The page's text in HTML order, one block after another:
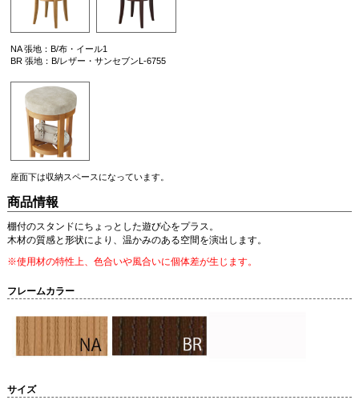
NA 張地：B/布・イール1
BR 張地：B/レザー・サンセブンL-6755
座面下は収納スペースになっています。
商品情報
棚付のスタンドにちょっとした遊び心をプラス。
木材の質感と形状により、温かみのある空間を演出します。
※使用材の特性上、色合いや風合いに個体差が生じます。
フレームカラー
サイズ